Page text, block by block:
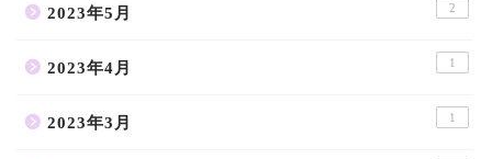
2023年5月 2
2023年4月 1
2023年3月 1